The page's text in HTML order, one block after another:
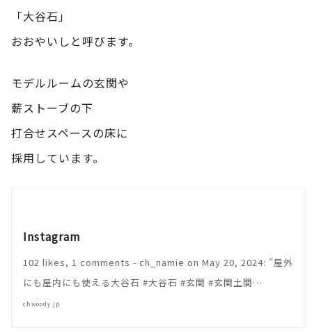
「大谷石」
おおやいしと呼びます。
モデルルームの玄関や
薪ストーブの下
打合せスペースの床に
採用しています。
Instagram
102 likes, 1 comments - ch_namie on May 20, 2024: "屋外
にも屋内にも使える大谷石 #大谷石 #玄関 #玄関土間…
chwoody.jp